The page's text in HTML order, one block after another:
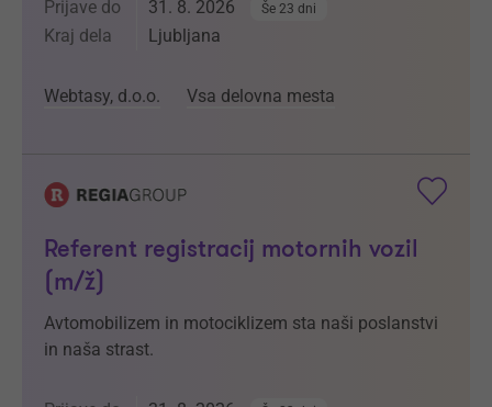
Prijave do 31. 8. 2026 Še 23 dni
Kraj dela Ljubljana
Webtasy, d.o.o. Vsa delovna mesta
Referent registracij motornih vozil
(m/ž)
Avtomobilizem in motociklizem sta naši poslanstvi
in naša strast.